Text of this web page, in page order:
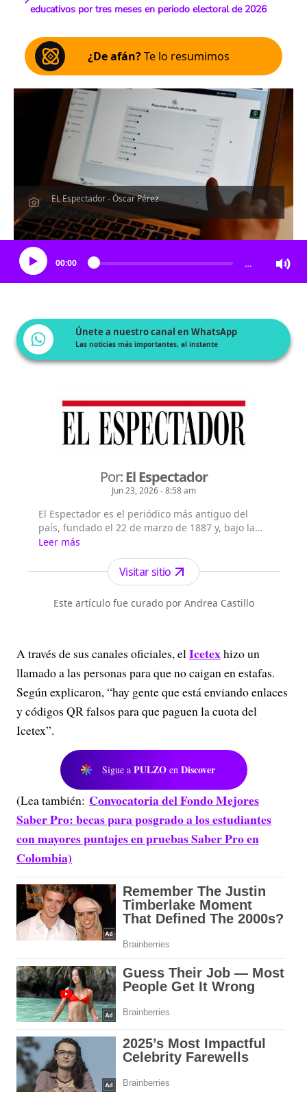
educativos por tres meses en periodo electoral de 2026
¿De afán?Te lo resumimos
EL Espectador - Óscar Pérez
Escucha el artículo
00:00 …
Únete a nuestro canal en WhatsApp
Las noticias más importantes, al instante
Por:El Espectador
Jun 23, 2026 - 8:58 am
El Espectador es el periódico más antiguo del
país, fundado el 22 de marzo de 1887 y, bajo la
dirección de Fidel Cano, es considerado uno de
los periódicos más serios y profesionales por su
independencia, credibilidad y objetividad.
Leer más
Visitar sitio
Este artículo fue curado por Andrea Castillo
A través de sus canales oficiales, elIcetexhizo un
llamado a las personas para que no caigan en estafas.
Según explicaron, “hay gente que está enviando enlaces
y códigos QR falsos para que paguen la cuota del
Icetex”.
Sigue a PULZO en Discover
(Lea también: Convocatoria del Fondo Mejores
Saber Pro: becas para posgrado a los estudiantes
con mayores puntajes en pruebas Saber Pro en
Colombia)